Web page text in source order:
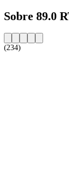
Sobre 89.0
(234)